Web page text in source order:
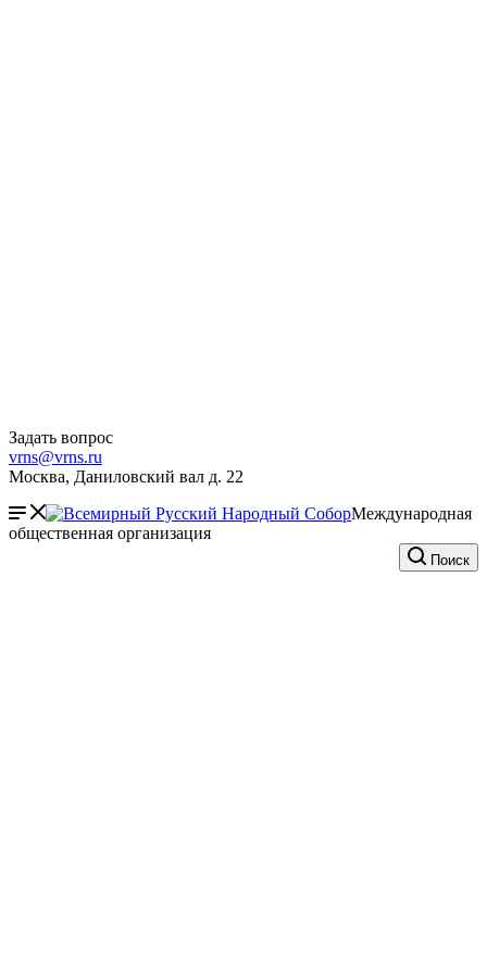
Задать вопрос
vrns@vrns.ru
Москва, Даниловский вал д. 22
Международная
общественная организация
Поиск